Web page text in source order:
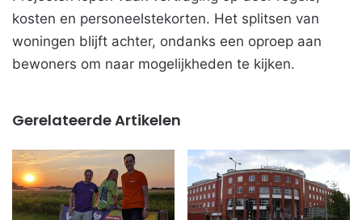
kosten en personeelstekorten. Het splitsen van
woningen blijft achter, ondanks een oproep aan
bewoners om naar mogelijkheden te kijken.
Gerelateerde Artikelen